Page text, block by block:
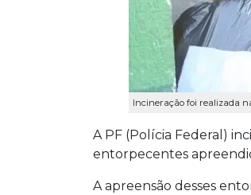
Incineração foi realizada
A PF (Polícia Federal)
entorpecentes
A apreensão desses